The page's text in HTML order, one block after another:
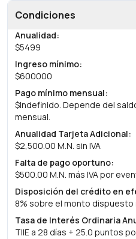
Condiciones
Anualidad:
$5499
Ingreso mínimo:
$600000
Pago mínimo mensual:
$Indefinido. Depende del
mensual.
Anualidad Tarjeta Adicional:
$2,500.00 M.N. sin IVA
Falta de pago oportuno:
$500.00 M.N. más IVA por
Disposición del crédito en
8% sobre el monto dispuesto
Tasa de Interés Ordinaria
TIIE a 28 días + 25.0 puntos